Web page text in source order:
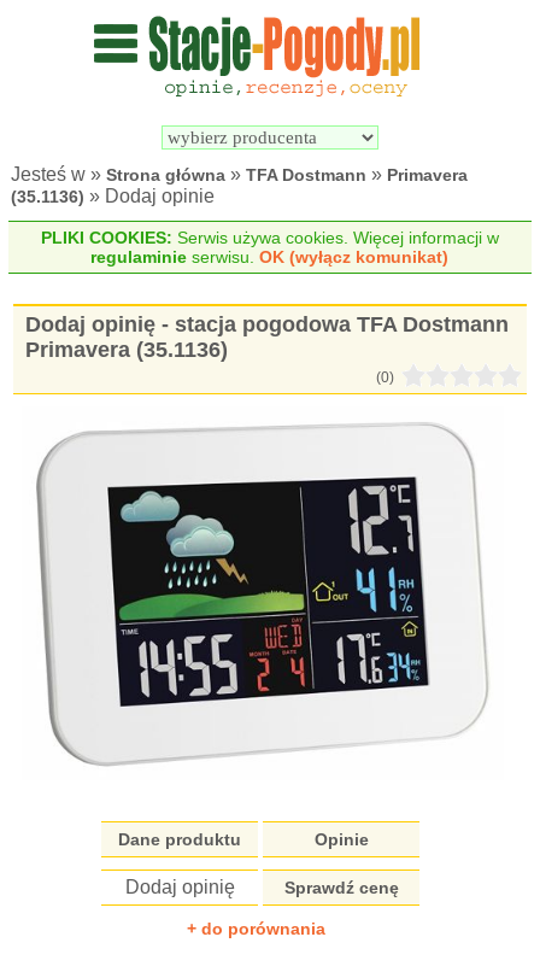
Wyszukiwarka
pogodowych
Jesteś w »Strona główna »TFA Dostmann » Primavera
(35.1136) » Dodaj opinie
PLIKI COOKIES: Serwis używa cookies. Więcej informacji w
regulaminie serwisu.OK (wyłącz komunikat)
Dodaj opinię - stacja pogodowa TFA Dostmann
Primavera (35.1136)
(0)
Dane produktu Opinie
Dodaj opinię Sprawdź cenę
+ do porównania